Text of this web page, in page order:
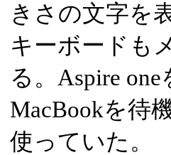
きさの文字を
キーボードも
る。Aspire
MacBookを待
使っていた。